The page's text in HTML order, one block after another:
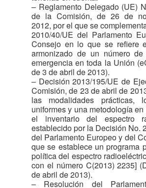
– Reglamento Delegado (UE)
de la Comisión, de 26 de
2012, por el que se
2010/40/UE del Parlamento
Consejo en lo que se refiere
armonizado de un número
emergencia en toda la Unión
de 3 de abril de 2013).
– Decisión 2013/195/UE de
Comisión, de 23 de abril de
las modalidades prácticas,
uniformes y una metodología
el inventario del espectro
establecido por la Decisión No.
del Parlamento Europeo y del
que se establece un programa
política del espectro
con el número C(2013) 2235]
de abril de 2013).
– Resolución del